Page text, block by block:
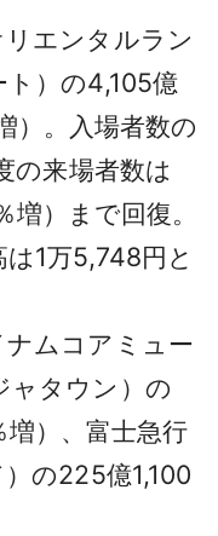
エンタルラン
ト）の4,105億
）。入場者数の
の来場者数は
）まで回復。
1万5,748円と
ムコアミュー
ャタウン）の
）、富士急行
）の225億1,100